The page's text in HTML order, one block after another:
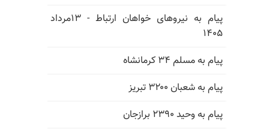
پیام به نیروهای خواهان ارتباط - ۱۳مرداد
۱۴۰۵
پیام به مسلم ۳۴ کرمانشاه
پیام به شعبان ۳۲۰۰ تبریز
پیام به وحید ۲۳۹۰ برازجان